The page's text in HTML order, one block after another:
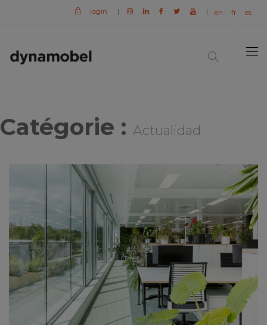
login | | en fr es
Catégorie : Actualidad